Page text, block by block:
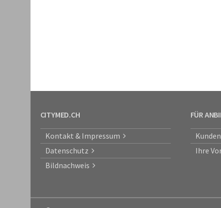
CITYMED.CH
Kontakt & Impressum
Datenschutz
Bildnachweis
FÜR
Ihre